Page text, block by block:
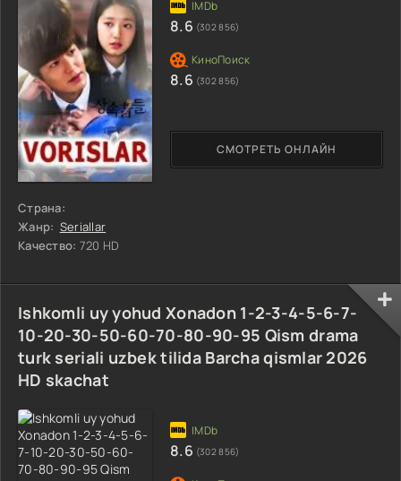
Страна:
Жанр: Seriallar
Качество: 720 HD
СМОТРЕТЬ ОНЛАЙН
8.6 (302 856)
8.6 (302 856)
Ishkomli uy yohud Xonadon 1-2-3-4-5-6-7-
10-20-30-50-60-70-80-90-95 Qism drama
turk seriali uzbek tilida Barcha qismlar 2026
HD skachat
8.6 (302 856)